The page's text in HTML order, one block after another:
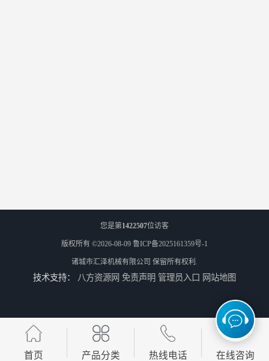
您是第1422507位访客
版权所有 ©2026-08-09 鲁ICP备2025161359号-1
诸城市汇泽机械有限公司 保留所有权利.
技术支持： 八方资源网 免责声明 管理员入口 网站地图
首页 产品分类 热线电话 在线咨询